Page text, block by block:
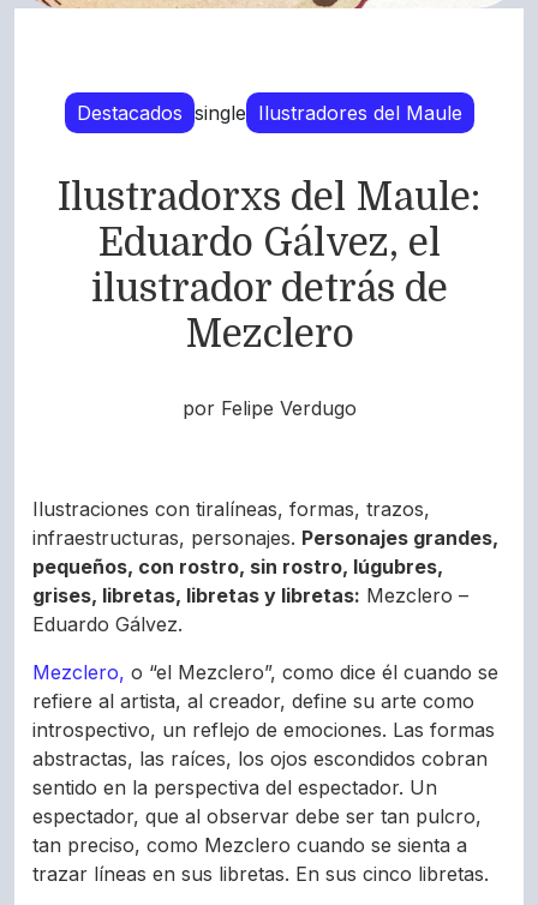
Destacados single Ilustradores del Maule
Ilustradorxs del Maule:
Eduardo Gálvez, el
ilustrador detrás de
Mezclero
por Felipe Verdugo
Ilustraciones con tiralíneas, formas, trazos,
infraestructuras, personajes. Personajes grandes,
pequeños, con rostro, sin rostro, lúgubres,
grises, libretas, libretas y libretas: Mezclero –
Eduardo Gálvez.
Mezclero, o “el Mezclero”, como dice él cuando se
refiere al artista, al creador, define su arte como
introspectivo, un reflejo de emociones. Las formas
abstractas, las raíces, los ojos escondidos cobran
sentido en la perspectiva del espectador. Un
espectador, que al observar debe ser tan pulcro,
tan preciso, como Mezclero cuando se sienta a
trazar líneas en sus libretas. En sus cinco libretas.